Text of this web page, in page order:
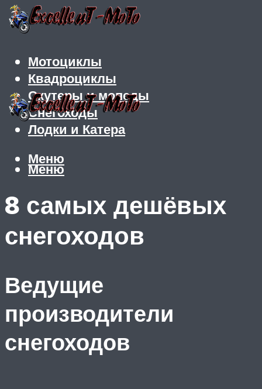
Мотоциклы
Квадроциклы
Скутеры и мопеды
Снегоходы
Лодки и Катера
Меню
Меню
8 самых дешёвых
снегоходов
Ведущие
производители
снегоходов